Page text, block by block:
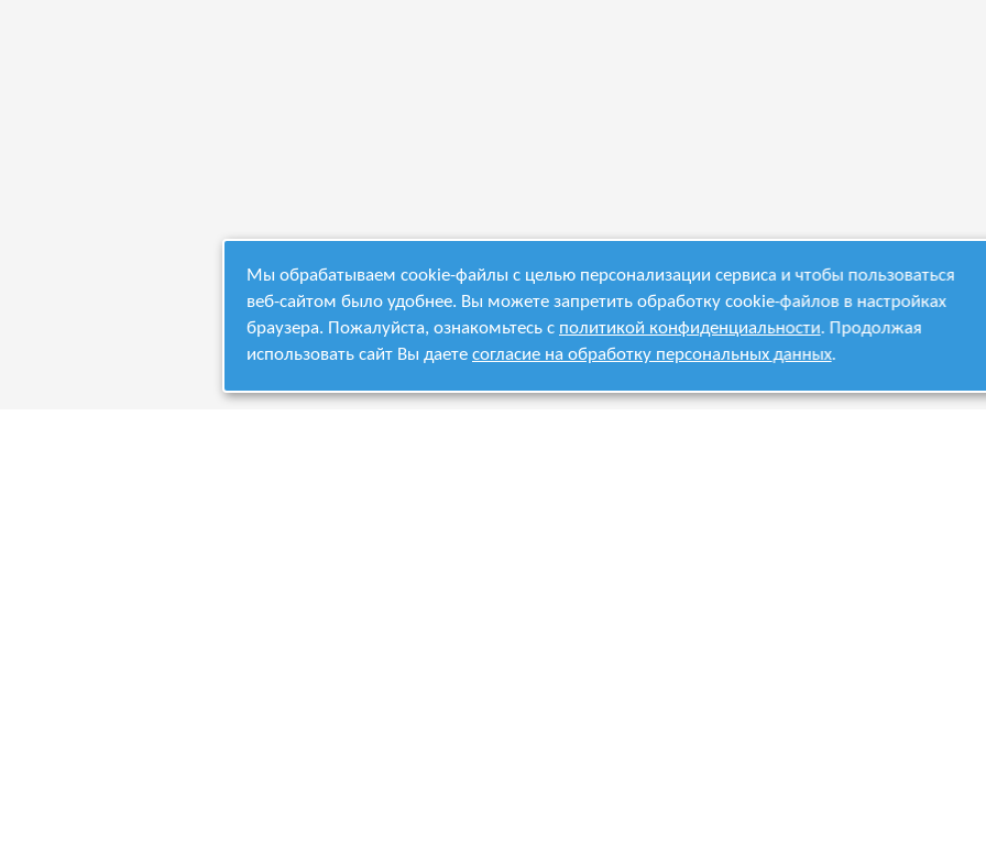
Мы обрабатываем cookie-файлы с целью персонализации сервиса и чтобы пользоваться
веб-сайтом было удобнее. Вы можете запретить обработку cookie-файлов в настройках
браузера. Пожалуйста, ознакомьтесь с политикой конфиденциальности. Продолжая
использовать сайт Вы даете согласие на обработку персональных данных.